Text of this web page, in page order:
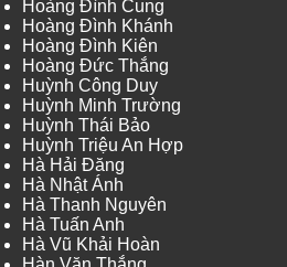
Hoàng Đình Cung
Hoàng Đình Khánh
Hoàng Đình Kiên
Hoàng Đức Thắng
Huỳnh Công Duy
Huỳnh Minh Trường
Huỳnh Thái Bảo
Huỳnh Triệu An Hợp
Hà Hải Đăng
Hà Nhật Ánh
Hà Thanh Nguyên
Hà Tuấn Anh
Hà Vũ Khải Hoàn